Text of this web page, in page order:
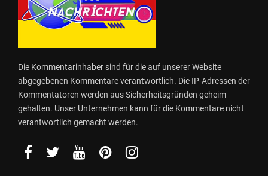
Die Kommentarinhaber sind für die auf unserer Website
abgegebenen Kommentare verantwortlich. Die IP-Adressen der
Kommentatoren werden aus Sicherheitsgründen geheim
gehalten. Unser Unternehmen kann für die Kommentare nicht
verantwortlich gemacht werden.